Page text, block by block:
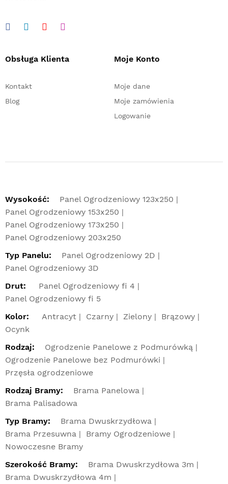
Obsługa Klienta
Kontakt
Blog
Moje Konto
Moje dane
Moje zamówienia
Logowanie
Wysokość:
Panel Ogrodzeniowy 123x250
Panel Ogrodzeniowy 153x250
Panel Ogrodzeniowy 173x250
Panel Ogrodzeniowy 203x250
Typ Panelu:
Panel Ogrodzeniowy 2D
Panel Ogrodzeniowy 3D
Drut:
Panel Ogrodzeniowy fi 4
Panel Ogrodzeniowy fi 5
Kolor:
Antracyt Czarny Zielony
Brązowy
Ocynk
Rodzaj:
Ogrodzenie Panelowe z Podmurówką
Ogrodzenie Panelowe bez Podmurówki
Przęsła ogrodzeniowe
Rodzaj Bramy:
Brama Panelowa
Brama Palisadowa
Typ Bramy:
Brama Dwuskrzydłowa
Brama Przesuwna
Bramy Ogrodzeniowe
Nowoczesne Bramy
Szerokość Bramy:
Brama Dwuskrzydłowa 3m
Brama Dwuskrzydłowa 4m